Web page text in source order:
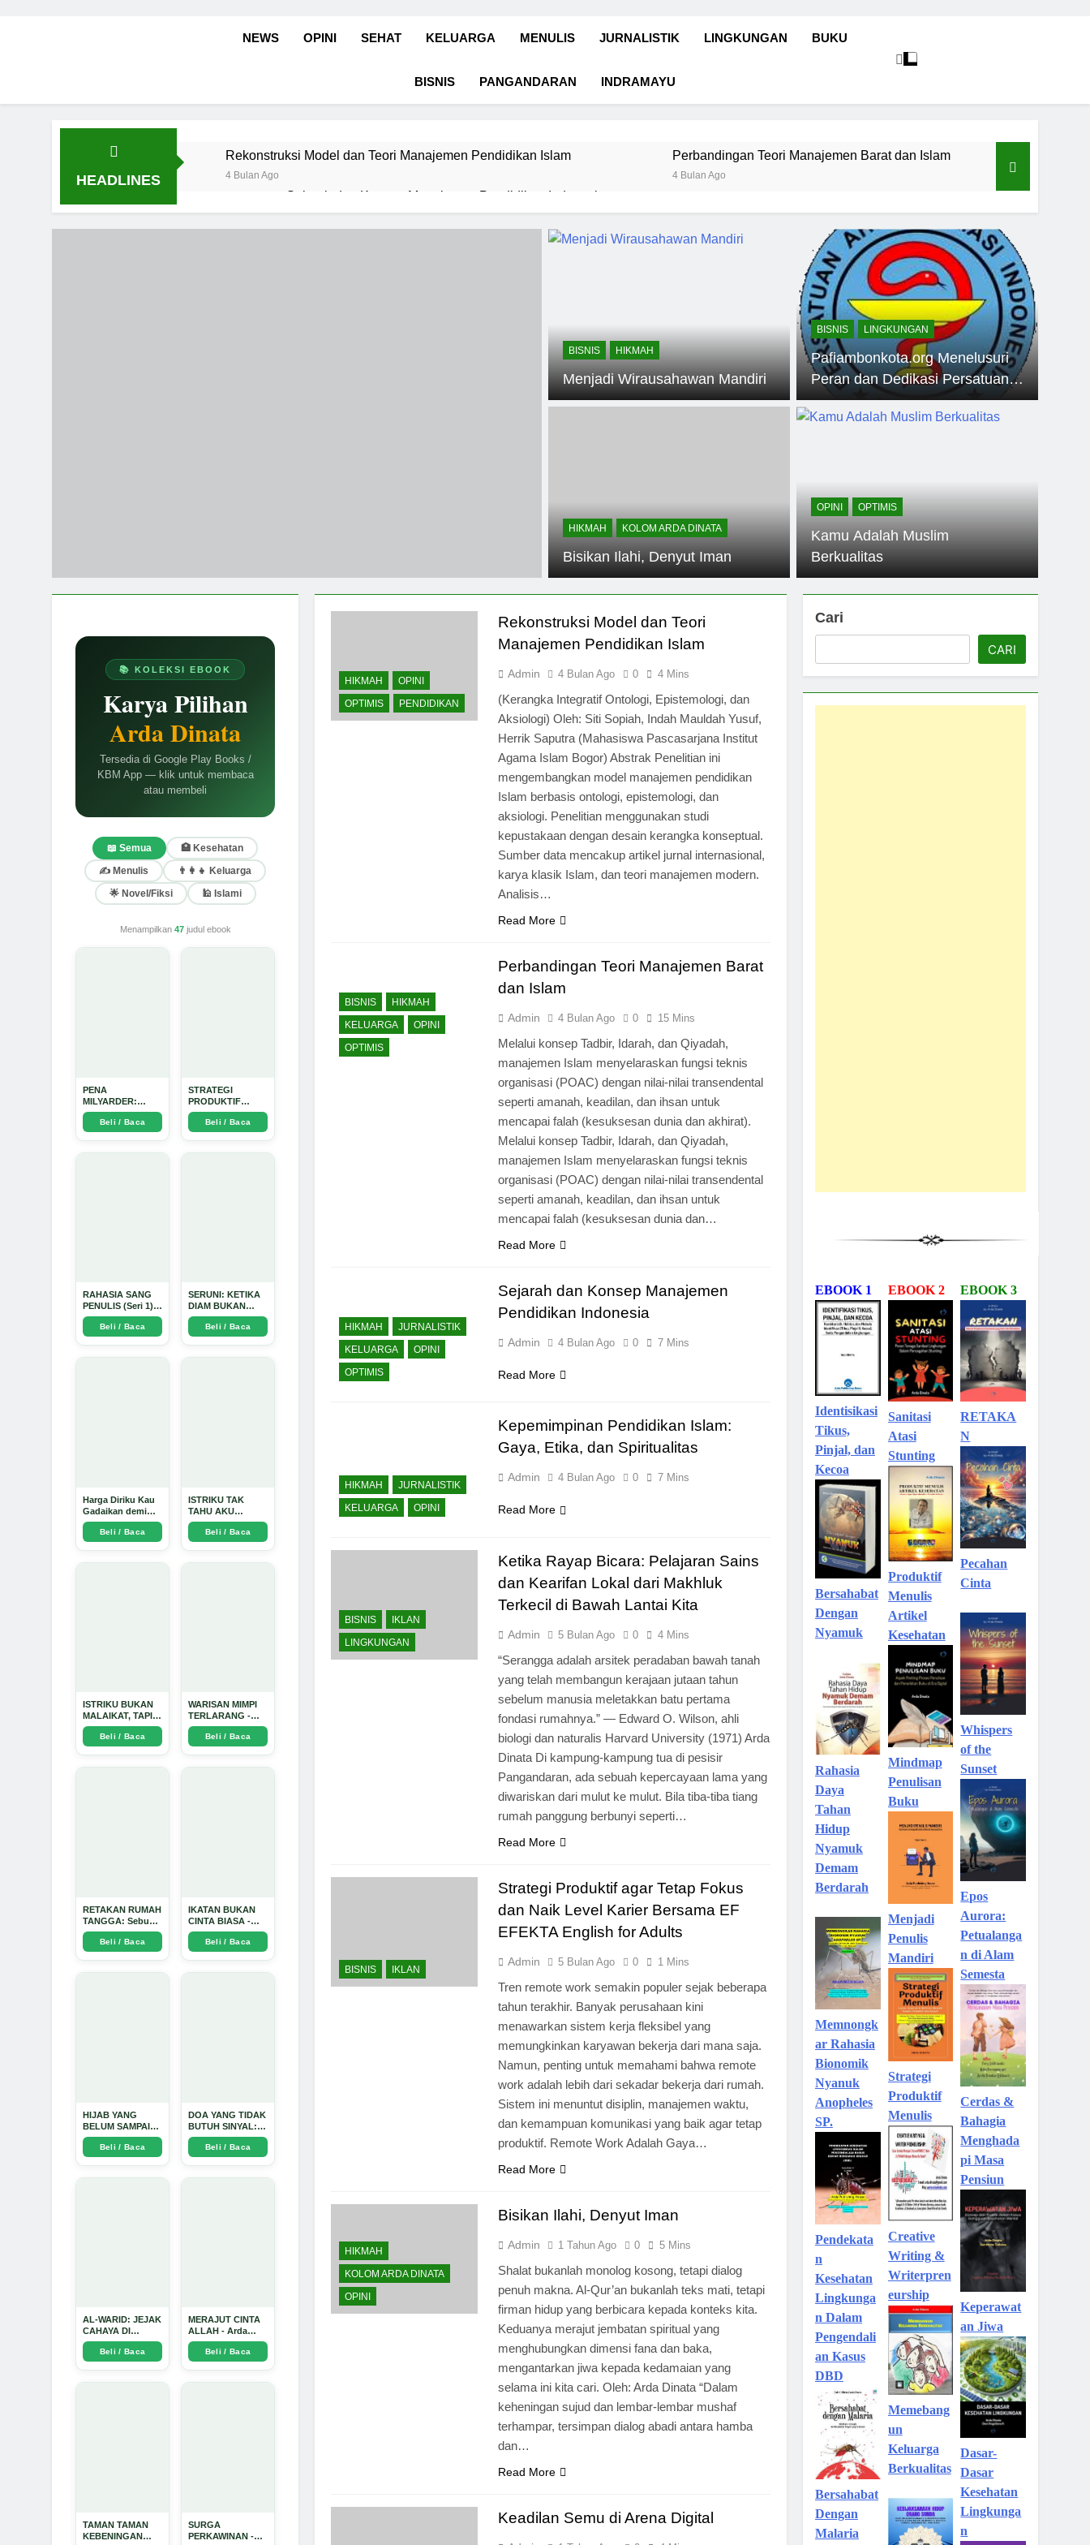
NEWS OPINI SEHAT KELUARGA MENULIS JURNALISTIK LINGKUNGAN BUKU
BISNIS PANGANDARAN INDRAMAYU
HEADLINES
Rekonstruksi Model dan Teori Manajemen Pendidikan Islam
4 Bulan Ago
Perbandingan Teori Manajemen Barat dan Islam
4 Bulan Ago
Sejarah dan Konsep Manajemen Pendidikan Indonesia
4 Bulan Ago
Kepemimpinan Pendidikan Islam: Gaya, Etika, dan Spiritualitas
Keadilan Semu di Arena Digital Syukur sebagai Mata Air
1 Tahun Ago
Manfaat Bergabung dengan CabinClub BookCabin: Hemat Perjalanan dan Dapatkan Poin Reward
BISNIS HIKMAH
Menjadi Wirausahawan Mandiri
BISNIS LINGKUNGAN
Pafiambonkota.org Menelusuri
Peran dan Dedikasi Persatuan
Ahli Farmasi Indonesia
HIKMAH KOLOM ARDA DINATA
Bisikan Ilahi, Denyut Iman
OPINI OPTIMIS
Kamu Adalah Muslim
Berkualitas
📚 KOLEKSI EBOOK
Karya Pilihan
Arda Dinata
Tersedia di Google Play Books /
KBM App — klik untuk membaca
atau membeli
📖 Semua
🏥 Kesehatan
✍️ Menulis
👨‍👩‍👧 Keluarga
🌟 Novel/Fiksi
🕌 Islami
Menampilkan 47judul ebook
PENA
MILYARDER:
Kisah, Rahasia
Sukses, dan
Panduan Menjadi
Beli / Baca
STRATEGI
PRODUKTIF
MENULIS UPDATE
- Arda Dinata
Beli / Baca
RAHASIA SANG
PENULIS (Seri 1) -
Arda Dinata
Beli / Baca
SERUNI: KETIKA
DIAM BUKAN
LAGI PILIHAN -
Arda Dinata
Beli / Baca
Harga Diriku Kau
Gadaikan demi
Perempuan Itu -
Arda Dinata
Beli / Baca
ISTRIKU TAK
TAHU AKU
PENGUSAHA
EMAS - Arda
Dinata
Beli / Baca
ISTRIKU BUKAN
MALAIKAT, TAPI
AKU JUGA TIDAK
SUCI - Arda Dinata
Beli / Baca
WARISAN MIMPI
TERLARANG -
Arda Dinata
Beli / Baca
RETAKAN RUMAH
TANGGA: Sebuah
Perjalanan
Emosional yang
Intim dan
Beli / Baca
IKATAN BUKAN
CINTA BIASA -
Arda Dinata
Beli / Baca
HIJAB YANG
BELUM SAMPAI
KE HATI: Ketika
Cinta Seorang
Ustadz Menjadi
Beli / Baca
DOA YANG TIDAK
BUTUH SINYAL:
Kisah Tiga Jiwa
yang Tersesat di
Era AI dan
Beli / Baca
AL-WARID: JEJAK
CAHAYA DI
ANTARA DUA
ZAMAN - Arda
Dinata
Beli / Baca
MERAJUT CINTA
ALLAH - Arda
Dinata
Beli / Baca
TAMAN TAMAN
KEBENINGAN
SURGA
PERKAWINAN -
HIKMAH
OPINI
OPTIMIS
PENDIDIKAN
Rekonstruksi Model dan Teori
Manajemen Pendidikan Islam
Admin 4 Bulan Ago 0 4 Mins
(Kerangka Integratif Ontologi, Epistemologi, dan
Aksiologi) Oleh: Siti Sopiah, Indah Mauldah Yusuf,
Herrik Saputra (Mahasiswa Pascasarjana Institut
Agama Islam Bogor) Abstrak Penelitian ini
mengembangkan model manajemen pendidikan
Islam berbasis ontologi, epistemologi, dan
aksiologi. Penelitian menggunakan studi
kepustakaan dengan desain kerangka konseptual.
Sumber data mencakup artikel jurnal internasional,
karya klasik Islam, dan teori manajemen modern.
Analisis…
Read More
BISNIS
HIKMAH
KELUARGA
OPINI
OPTIMIS
Perbandingan Teori Manajemen Barat
dan Islam
Admin 4 Bulan Ago 0 15 Mins
Melalui konsep Tadbir, Idarah, dan Qiyadah,
manajemen Islam menyelaraskan fungsi teknis
organisasi (POAC) dengan nilai-nilai transendental
seperti amanah, keadilan, dan ihsan untuk
mencapai falah (kesuksesan dunia dan akhirat).
Melalui konsep Tadbir, Idarah, dan Qiyadah,
manajemen Islam menyelaraskan fungsi teknis
organisasi (POAC) dengan nilai-nilai transendental
seperti amanah, keadilan, dan ihsan untuk
mencapai falah (kesuksesan dunia dan…
Read More
HIKMAH
JURNALISTIK
KELUARGA
OPINI
OPTIMIS
Sejarah dan Konsep Manajemen
Pendidikan Indonesia
Admin 4 Bulan Ago 0 7 Mins
Read More
HIKMAH
JURNALISTIK
KELUARGA
OPINI
Kepemimpinan Pendidikan Islam:
Gaya, Etika, dan Spiritualitas
Admin 4 Bulan Ago 0 7 Mins
Read More
BISNIS
IKLAN
LINGKUNGAN
Ketika Rayap Bicara: Pelajaran Sains
dan Kearifan Lokal dari Makhluk
Terkecil di Bawah Lantai Kita
Admin 5 Bulan Ago 0 4 Mins
“Serangga adalah arsitek peradaban bawah tanah
yang telah membangun kerajaan jutaan tahun
sebelum manusia meletakkan batu pertama
fondasi rumahnya.” — Edward O. Wilson, ahli
biologi dan naturalis Harvard University (1971) Arda
Dinata Di kampung-kampung tua di pesisir
Pangandaran, ada sebuah kepercayaan lama yang
diwariskan dari mulut ke mulut. Bila tiba-tiba tiang
rumah panggung berbunyi seperti…
Read More
BISNIS IKLAN
Strategi Produktif agar Tetap Fokus
dan Naik Level Karier Bersama EF
EFEKTA English for Adults
Admin 5 Bulan Ago 0 1 Mins
Tren remote work semakin populer sejak beberapa
tahun terakhir. Banyak perusahaan kini
menawarkan sistem kerja fleksibel yang
memungkinkan karyawan bekerja dari mana saja.
Namun, penting untuk memahami bahwa remote
work adalah lebih dari sekadar bekerja dari rumah.
Sistem ini menuntut disiplin, manajemen waktu,
dan kemampuan komunikasi yang baik agar tetap
produktif. Remote Work Adalah Gaya…
Read More
HIKMAH
KOLOM ARDA DINATA
OPINI
Bisikan Ilahi, Denyut Iman
Admin 1 Tahun Ago 0 5 Mins
Shalat bukanlah monolog kosong, tetapi dialog
penuh makna. Al-Qur’an bukanlah teks mati, tetapi
firman hidup yang berbicara kepada konteks kita.
Keduanya merajut jembatan spiritual yang
menghubungkan dimensi fana dan baka,
mengantarkan jiwa kepada kedamaian yang
selama ini kita cari. Oleh: Arda Dinata “Dalam
keheningan sujud dan lembar-lembar mushaf
terhampar, tersimpan dialog abadi antara hamba
dan…
Read More
Keadilan Semu di Arena Digital
Cari
CARI
EBOOK 1
Identisikasi
Tikus,
Pinjal, dan
Kecoa
Bersahabat
Dengan
Nyamuk
Rahasia
Daya
Tahan
Hidup
Nyamuk
Demam
Berdarah
Memnongk
ar Rahasia
Bionomik
Nyanuk
Anopheles
SP.
Pendekata
n
Kesehatan
Lingkunga
n Dalam
Pengendali
an Kasus
DBD
Bersahabat
Dengan
Malaria
EBOOK 2
Sanitasi
Atasi
Stunting
Produktif
Menulis
Artikel
Kesehatan
Mindmap
Penulisan
Buku
Menjadi
Penulis
Mandiri
Strategi
Produktif
Menulis
Creative
Writing &
Writerpren
eurship
Memebang
un
Keluarga
Berkualitas
EBOOK 3
RETAKA
N
Pecahan
Cinta
Whispers
of the
Sunset
Epos
Aurora:
Petualanga
n di Alam
Semesta
Cerdas &
Bahagia
Menghada
pi Masa
Pensiun
Keperawat
an Jiwa
Dasar-
Dasar
Kesehatan
Lingkunga
n